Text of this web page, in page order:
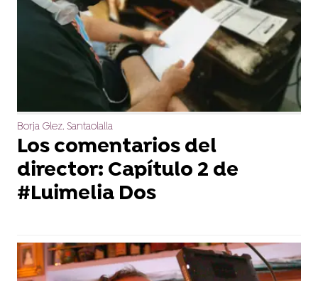
Borja Glez. Santaolalla
Los comentarios del
director: Capítulo 2 de
#Luimelia Dos